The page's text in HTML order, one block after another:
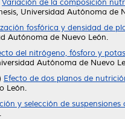
Variación de la composición
Universidad Autónoma de
fosfórica y densidad de
Autónoma de Nuevo León.
del nitrógeno, fósforo y
Autónoma de Nuevo
Efecto de dos planos de
León.
y selección de